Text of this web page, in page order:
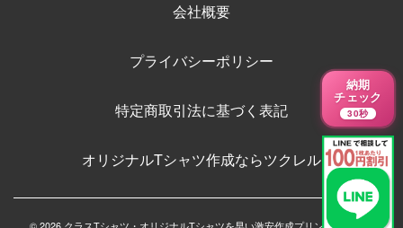
会社概要
プライバシーポリシー
特定商取引法に基づく表記
オリジナルTシャツ作成ならツクレル
納期
チェック
30秒